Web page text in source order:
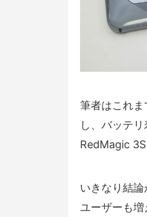
筆者はこれ
し、バッテ
RedMagic
いきなり結
ユーザーも増